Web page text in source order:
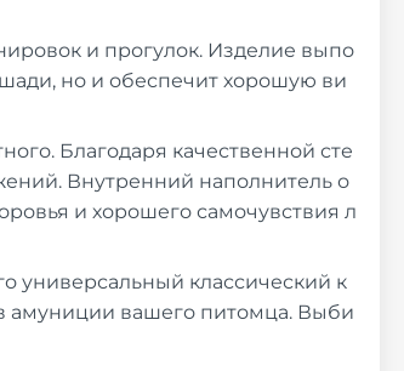
и прогулок. Изделие выпо
но и обеспечит хорошую ви
Благодаря качественной сте
Внутренний наполнитель о
и хорошего самочувствия л
универсальный классический к
амуниции вашего питомца. Выби